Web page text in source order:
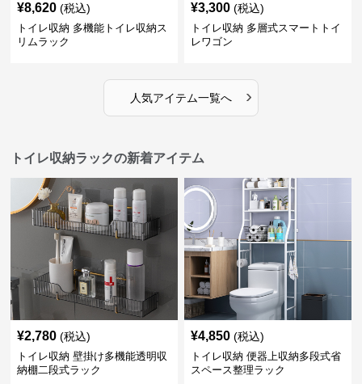
¥8,620 (税込)
トイレ収納 多機能トイレ収納ス
リムラック
¥3,300 (税込)
トイレ収納 多層式スマートトイ
レワゴン
人気アイテム一覧へ ›
トイレ収納ラックの新着アイテム
¥2,780 (税込)
トイレ収納 壁掛け多機能透明収
納棚二段式ラック
¥4,850 (税込)
トイレ収納 便器上収納多段式省
スペース整理ラック